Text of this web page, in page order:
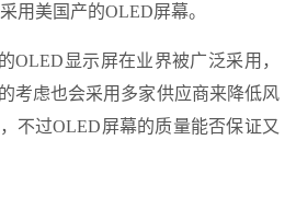
用美国产的OLED屏幕。
OLED显示屏在业界被广泛采用，
考虑也会采用多家供应商来降低风
不过OLED屏幕的质量能否保证又